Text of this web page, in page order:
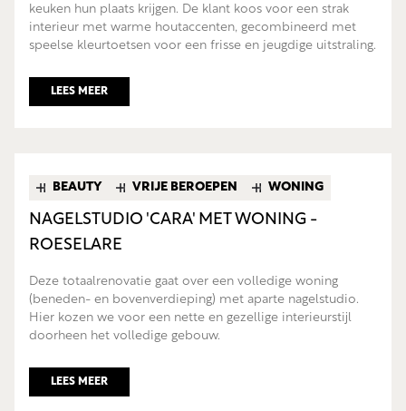
keuken hun plaats krijgen. De klant koos voor een strak
interieur met warme houtaccenten, gecombineerd met
speelse kleurtoetsen voor een frisse en jeugdige uitstraling.
LEES MEER
BEAUTY VRIJE BEROEPEN WONING
NAGELSTUDIO 'CARA' MET WONING -
ROESELARE
Deze totaalrenovatie gaat over een volledige woning
(beneden- en bovenverdieping) met aparte nagelstudio.
Hier kozen we voor een nette en gezellige interieurstijl
doorheen het volledige gebouw.
LEES MEER